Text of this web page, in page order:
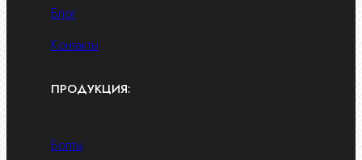
Блог
Контакты
ПРОДУКЦИЯ:
Болты